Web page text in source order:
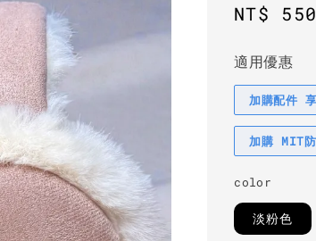
NT$
適用優惠
加購配件
加購 MIT
color
淡粉色